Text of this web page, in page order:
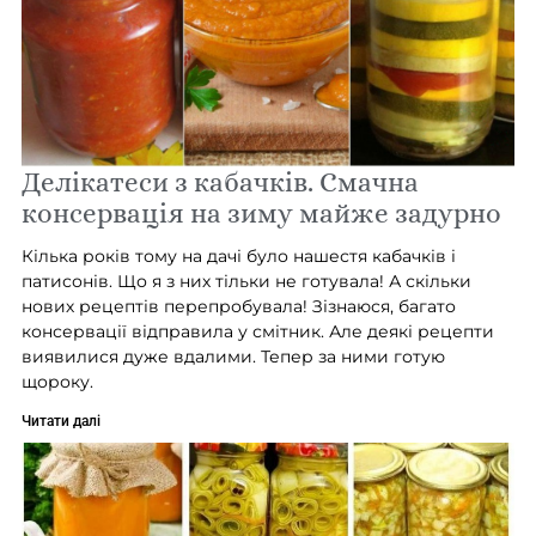
Делікатеси з кабачків. Смачна
консервація на зиму майже задурно
Кілька років тому на дачі було нашестя кабачків і
патисонів. Що я з них тільки не готувала! А скільки
нових рецептів перепробувала! Зізнаюся, багато
консервації відправила у смітник. Але деякі рецепти
виявилися дуже вдалими. Тепер за ними готую
щороку.
Читати далі